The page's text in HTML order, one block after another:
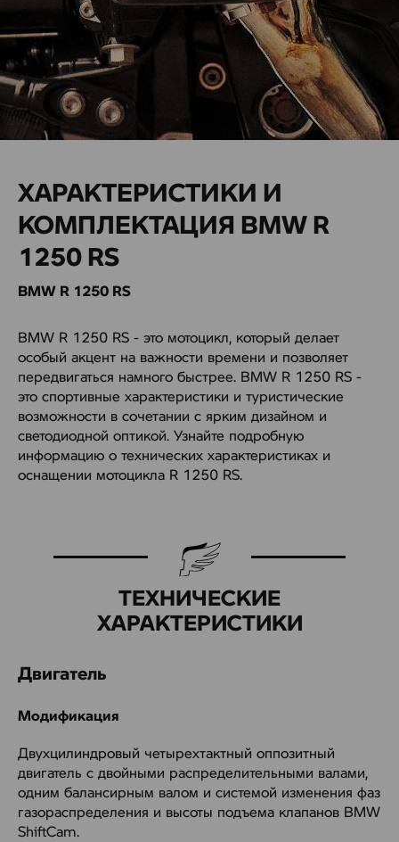
ХАРАКТЕРИСТИКИ И
КОМПЛЕКТАЦИЯ BMW R
1250 RS
BMW R 1250 RS
BMW R 1250 RS - это мотоцикл, который делает
особый акцент на важности времени и позволяет
передвигаться намного быстрее. BMW R 1250 RS -
это спортивные характеристики и туристические
возможности в сочетании с ярким дизайном и
светодиодной оптикой. Узнайте подробную
информацию о технических характеристиках и
оснащении мотоцикла R 1250 RS.
ТЕХНИЧЕСКИЕ
ХАРАКТЕРИСТИКИ
Двигатель
Модификация
Двухцилиндровый четырехтактный оппозитный
двигатель с двойными распределительными валами,
одним балансирным валом и системой изменения фаз
газораспределения и высоты подъема клапанов BMW
ShiftCam.